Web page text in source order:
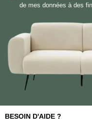
de mes données à des
BESOIN D'AIDE ?